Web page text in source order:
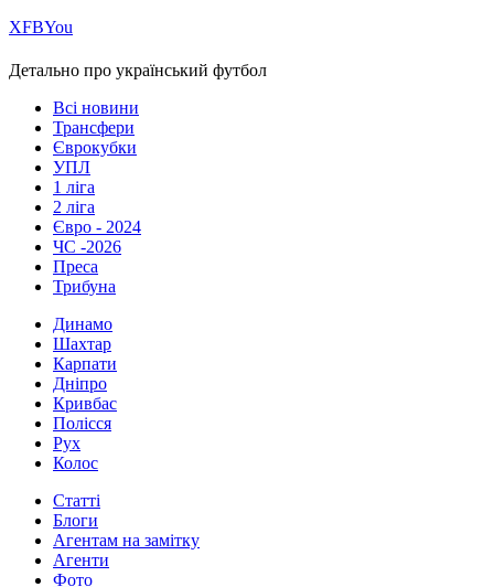
ХFBYou
Детально про український футбол
Всі новини
Трансфери
Єврокубки
УПЛ
1 ліга
2 ліга
Євро - 2024
ЧС -2026
Преса
Трибуна
Динамо
Шахтар
Карпати
Дніпро
Кривбас
Полісся
Рух
Колос
Статті
Блоги
Агентам на замітку
Агенти
Фото